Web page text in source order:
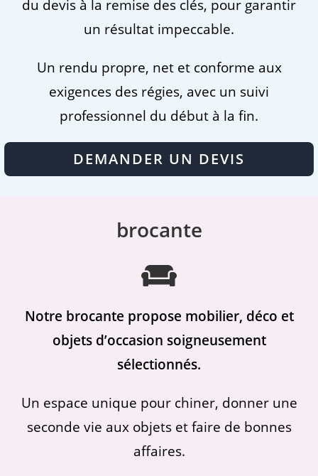
du devis à la remise des clés, pour garantir
un résultat impeccable.
Un rendu propre, net et conforme aux
exigences des régies, avec un suivi
professionnel du début à la fin.
DEMANDER UN DEVIS
brocante
Notre brocante propose mobilier, déco et
objets d’occasion soigneusement
sélectionnés.
Un espace unique pour chiner, donner une
seconde vie aux objets et faire de bonnes
affaires.